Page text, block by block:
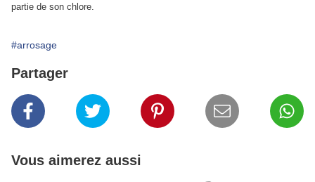
partie de son chlore.
#arrosage
Partager
Vous aimerez aussi